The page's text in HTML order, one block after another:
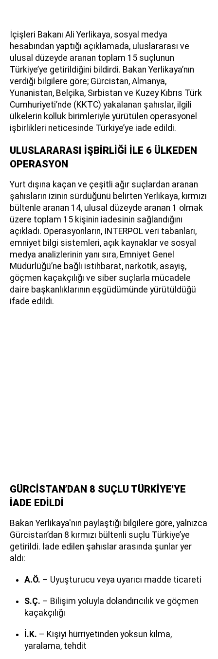
İçişleri Bakanı Ali Yerlikaya, sosyal medya
hesabından yaptığı açıklamada, uluslararası ve
ulusal düzeyde aranan toplam 15 suçlunun
Türkiye’ye getirildiğini bildirdi. Bakan Yerlikaya’nın
verdiği bilgilere göre; Gürcistan, Almanya,
Yunanistan, Belçika, Sırbistan ve Kuzey Kıbrıs Türk
Cumhuriyeti’nde (KKTC) yakalanan şahıslar, ilgili
ülkelerin kolluk birimleriyle yürütülen operasyonel
işbirlikleri neticesinde Türkiye’ye iade edildi.
ULUSLARARASI İŞBİRLİĞİ İLE 6 ÜLKEDEN
OPERASYON
Yurt dışına kaçan ve çeşitli ağır suçlardan aranan
şahısların izinin sürdüğünü belirten Yerlikaya, kırmızı
bültenle aranan 14, ulusal düzeyde aranan 1 olmak
üzere toplam 15 kişinin iadesinin sağlandığını
açıkladı. Operasyonların, INTERPOL veri tabanları,
emniyet bilgi sistemleri, açık kaynaklar ve sosyal
medya analizlerinin yanı sıra, Emniyet Genel
Müdürlüğü’ne bağlı istihbarat, narkotik, asayiş,
göçmen kaçakçılığı ve siber suçlarla mücadele
daire başkanlıklarının eşgüdümünde yürütüldüğü
ifade edildi.
GÜRCİSTAN’DAN 8 SUÇLU TÜRKİYE’YE
İADE EDİLDİ
Bakan Yerlikaya'nın paylaştığı bilgilere göre, yalnızca
Gürcistan’dan 8 kırmızı bültenli suçlu Türkiye’ye
getirildi. İade edilen şahıslar arasında şunlar yer
aldı:
A.Ö. – Uyuşturucu veya uyarıcı madde ticareti
S.Ç. – Bilişim yoluyla dolandırıcılık ve göçmen
kaçakçılığı
İ.K. – Kişiyi hürriyetinden yoksun kılma,
yaralama, tehdit